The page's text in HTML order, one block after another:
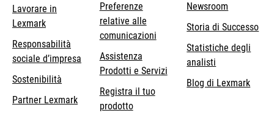
Lavorare in
Lexmark
Responsabilità
sociale d’impresa
Sostenibilità
Partner Lexmark
Preferenze
relative alle
comunicazioni
Assistenza
Prodotti e Servizi
Registra il tuo
prodotto
Newsroom
Storia di Successo
Statistiche degli
analisti
Blog di Lexmark